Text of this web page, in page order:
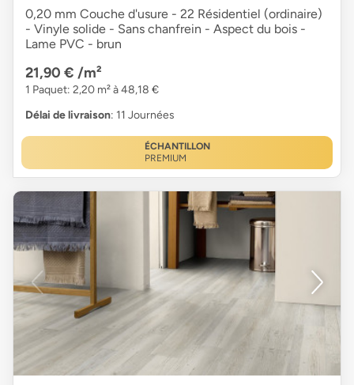
0,20 mm Couche d'usure - 22 Résidentiel (ordinaire)
- Vinyle solide - Sans chanfrein - Aspect du bois -
Lame PVC - brun
21,90 € /m²
1 Paquet: 2,20 m² à 48,18 €
Délai de livraison: 11 Journées
ÉCHANTILLON
PREMIUM